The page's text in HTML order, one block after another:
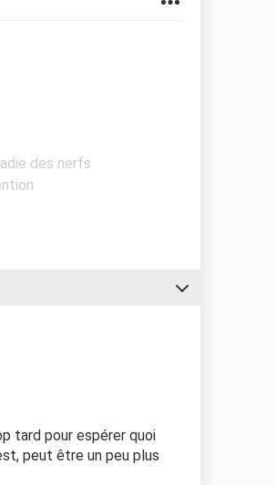
des nerfs
tard pour espérer quoi
peut être un peu plus